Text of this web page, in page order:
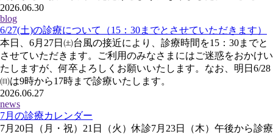
2026.06.30
blog
6/27(土)の診療について（15：30までとさせていただきます）
本日、6月27日㈯台風の接近により、診療時間を15：30までと
させていただきます。ご利用のみなさまにはご迷惑をおかけい
たしますが、何卒よろしくお願いいたします。なお、明日6/28
㈰は9時から17時まで診療いたします。
2026.06.27
news
7月の診療カレンダー
7月20日（月・祝）21日（火）休診7月23日（木）午後から診療